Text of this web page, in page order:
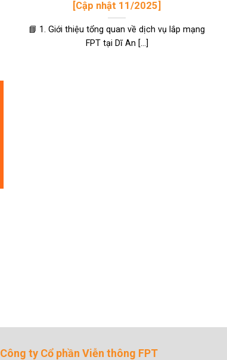
[Cập nhật 11/2025]
📘 1. Giới thiệu tổng quan về dịch vụ lắp mạng
FPT tại Dĩ An [...]
Công ty Cổ phần Viễn thông FPT